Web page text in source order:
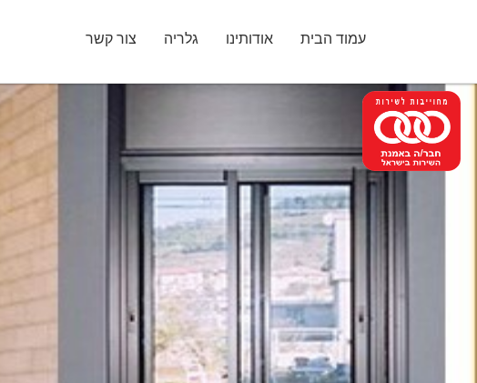
עמוד הבית אודותינו גלריה צור קשר